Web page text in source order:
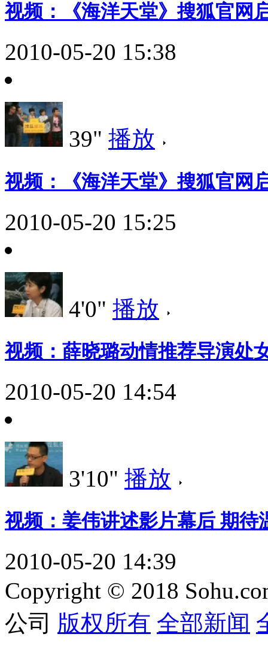
视频：《海洋天堂》搜狐官网
2010-05-20 15:38
39" 播放
视频：《海洋天堂》搜狐官网
2010-05-20 15:25
4'0" 播放
视频：薛晓璐动情推荐导演处
2010-05-20 14:54
3'10" 播放
视频：姜伟讲述影片幕后 期待
2010-05-20 14:39
Copyright © 2018
公司 版权所有 全部新闻